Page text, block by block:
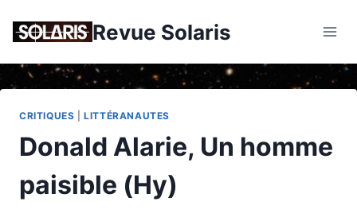
Revue Solaris
CRITIQUES |LITTÉRANAUTES
Donald Alarie, Un homme
paisible (Hy)